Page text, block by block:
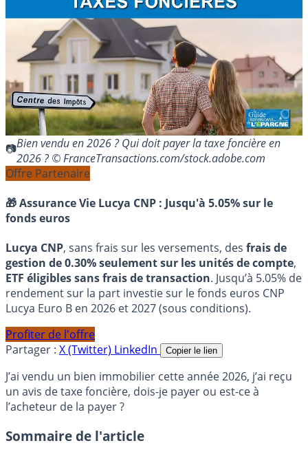
Bien vendu en 2026 ? Qui doit payer la taxe foncière en
2026 ? © FranceTransactions.com/stock.adobe.com
Offre Partenaire
🎁 Assurance Vie Lucya CNP : Jusqu'à 5.05% sur le
fonds euros
Lucya CNP, sans frais sur les versements, des frais de
gestion de 0.30% seulement sur les unités de compte,
ETF éligibles sans frais de transaction. Jusqu’à 5.05% de
rendement sur la part investie sur le fonds euros CNP
Lucya Euro B en 2026 et 2027 (sous conditions).
Profiter de l'offre
Partager : X (Twitter) LinkedIn Copier le lien
J’ai vendu un bien immobilier cette année 2026, j’ai reçu
un avis de taxe foncière, dois-je payer ou est-ce à
l’acheteur de la payer ?
Sommaire de l'article